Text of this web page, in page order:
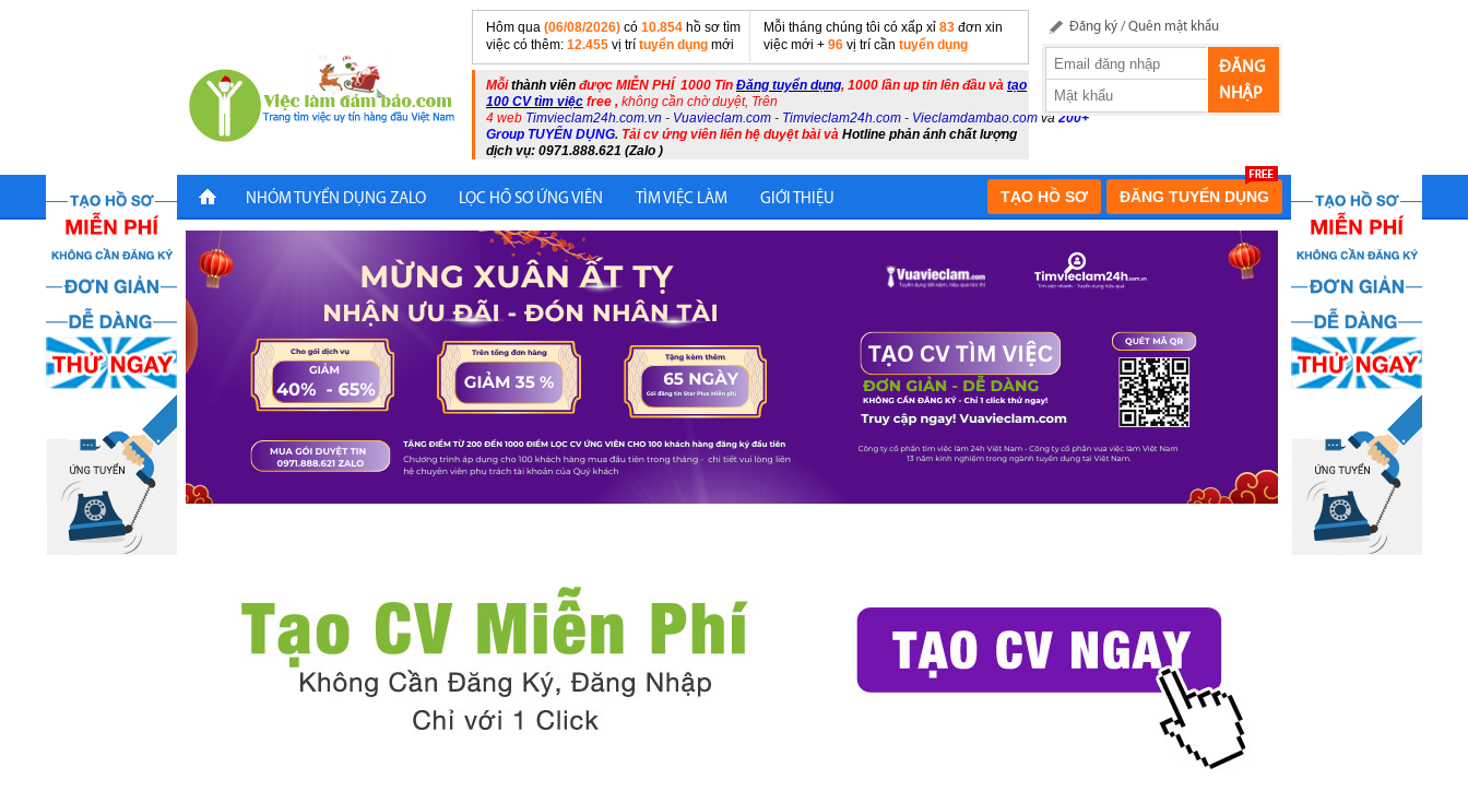
Hôm qua (06/08/2026) có 10.854 hồ sơ tìm
việc có thêm: 12.455 vị trí tuyển dụng mới
Mỗi tháng chúng tôi có xấp xỉ 83 đơn xin
việc mới + 96 vị trí cần tuyển dụng
Mỗithành viên được MIỄN PHÍ 1000 Tin Đăng tuyển dụng, 1000 lần up tin lên đầu và tạo
100 CV tìm việc free , không cần chờ duyệt, Trên
4 web Timvieclam24h.com.vn - Vuavieclam.com - Timvieclam24h.com - Vieclamdambao.com và 200+
Group TUYỂN DỤNG. Tải cv ứng viên liên hệ duyệt bài và Hotline phản ánh chất lượng
dịch vụ: 0971.888.621 (Zalo )
Đăng ký /Quên mật khẩu
ĐĂNG
NHẬP
NHÓM TUYỂN DỤNG ZALO LỌC HỒ SƠ ỨNG VIÊN TÌM VIỆC LÀM GIỚI THIỆU ĐĂNG TUYỂN DỤNG
TẠO HỒ SƠ